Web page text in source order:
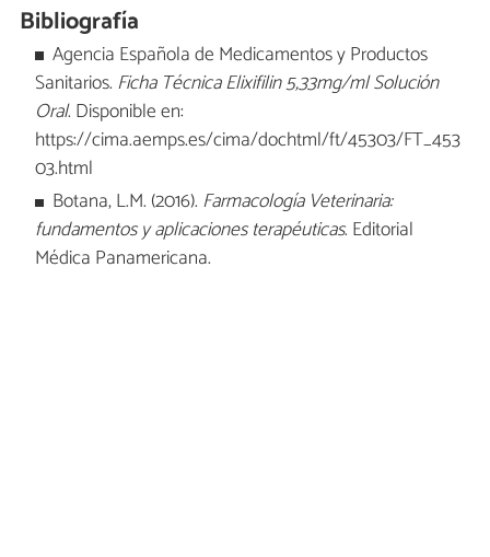
Bibliografía
Agencia Española de Medicamentos y Productos
Sanitarios. Ficha Técnica Elixifilin 5,33mg/ml Solución
Oral. Disponible en:
https://cima.aemps.es/cima/dochtml/ft/45303/FT_453
03.html
Botana, L.M. (2016). Farmacología Veterinaria:
fundamentos y aplicaciones terapéuticas. Editorial
Médica Panamericana.